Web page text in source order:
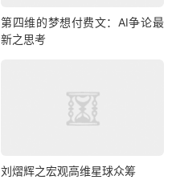
第四维的梦想付费文：AI争论最
新之思考
刘熠辉之宏观高维星球众筹